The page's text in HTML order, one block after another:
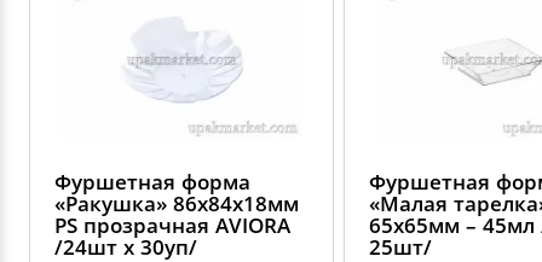
Фуршетная форма
«Ракушка» 86х84х18мм
PS прозрачная AVIORA
/24шт х 30уп/
Фуршетная
«Малая
65х65мм – 45мл
25шт/